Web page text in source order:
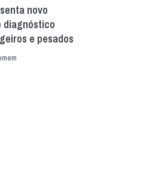
novo
diagnóstico
e pesados